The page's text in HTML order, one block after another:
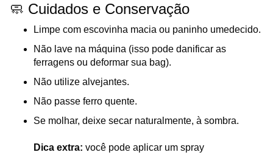
🧼 Cuidados e Conservação
Limpe com escovinha macia ou paninho umedecido.
Não lave na máquina (isso pode danificar as
ferragens ou deformar sua bag).
Não utilize alvejantes.
Não passe ferro quente.
Se molhar, deixe secar naturalmente, à sombra.
Dica extra: você pode aplicar um spray